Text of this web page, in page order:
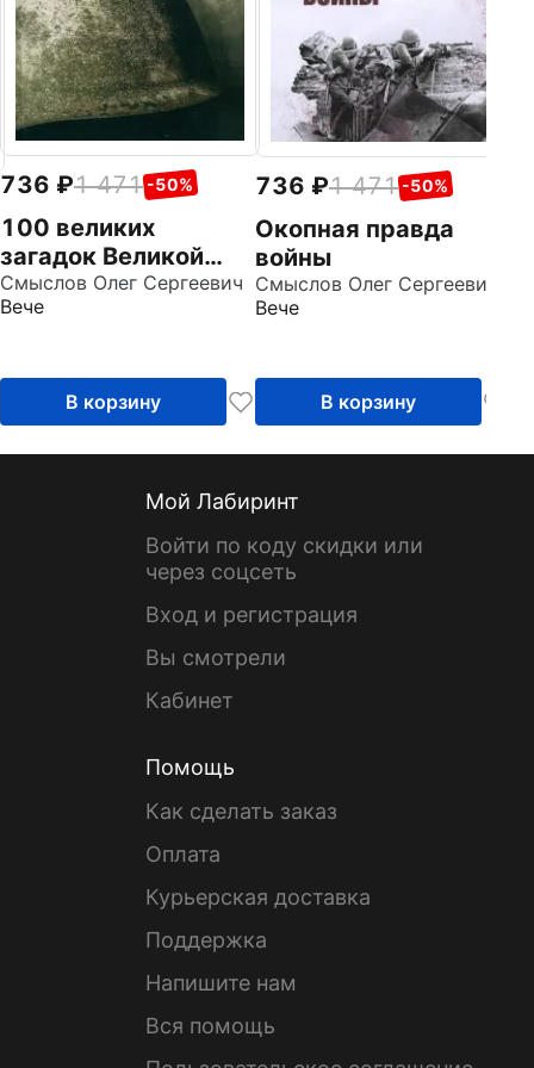
736 1 471 -50%
100 великих
загадок Великой
Отечественной
войны
Смыслов Олег Сергеевич
Вече
В корзину
736 1 471 -50%
Окопная правда
войны
Смыслов Олег Сергеевич
Вече
В корзину
Мой Лабиринт
Войти по коду скидки или
через соцсеть
Вход и регистрация
Вы смотрели
Кабинет
Помощь
Как сделать заказ
Оплата
Курьерская доставка
Поддержка
Напишите нам
Вся помощь